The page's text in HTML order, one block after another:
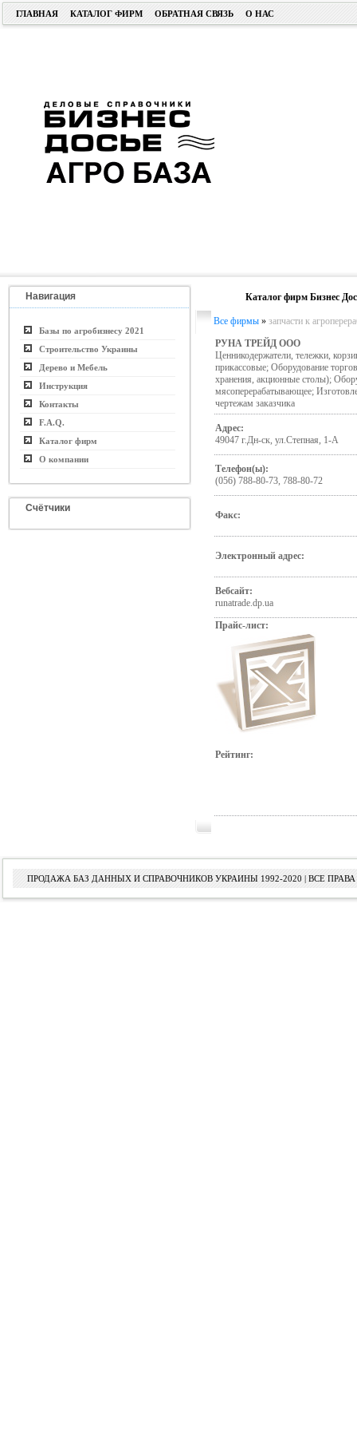
ГЛАВНАЯ КАТАЛОГ ФИРМ ОБРАТНАЯ СВЯЗЬ О НАС
Навигация
Базы по агробизнесу 2021
Строительство Украины
Дерево и Мебель
Инструкция
Контакты
F.A.Q.
Каталог фирм
О компании
Счётчики
Каталог фирм Бизнес
Все фирмы » запчасти к
РУНА ТРЕЙД ООО
Ценникодержатели, тележки,
прикассовые; Оборудование
хранения, акционные столы);
мясоперерабатывающее;
чертежам заказчика
Адрес:
49047 г.Дн-ск, ул.Степная, 1-А
Телефон(ы):
(056) 788-80-73, 788-80-72
Факс:
Электронный адрес:
Вебсайт:
runatrade.dp.ua
Прайс-лист:
Рейтинг:
ПРОДАЖА БАЗ ДАННЫХ И СПРАВОЧНИКОВ УКРАИНЫ 1992-2020 | ВСЕ